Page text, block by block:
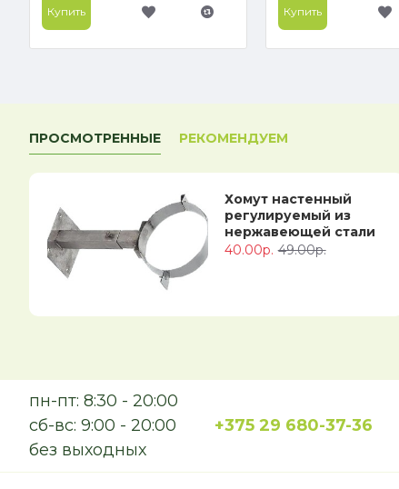
Купить Купить
ПРОСМОТРЕННЫЕ РЕКОМЕНДУЕМ
Хомут настенный
регулируемый из
нержавеющей стали
40.00р. 49.00р.
пн-пт: 8:30 - 20:00
сб-вс: 9:00 - 20:00
без выходных
+375 29 680-37-36